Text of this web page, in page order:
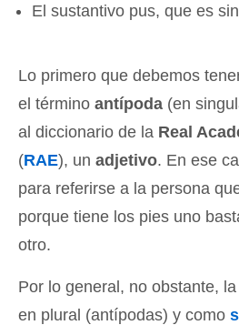
El sustantivo pus, que es
Lo primero que debemos
el término antípoda (en
al diccionario de la Real
(RAE), un adjetivo. En ese
para referirse a la persona
porque tiene los pies uno
otro.
Por lo general, no obstante,
en plural (antípodas) y como